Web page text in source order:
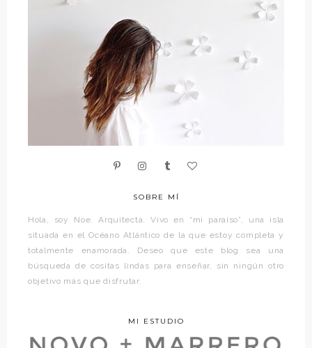
SOBRE MÍ
Hola, soy Noe. Arquitecta. Vivo en “mi paraíso”, una isla
situada en el Océano Atlántico de la que estoy completa y
totalmente enamorada. Deseo que este blog sea una
búsqueda de cositas lindas para enseñar, sin ningún otro
objetivo más que disfrutar.
MI ESTUDIO